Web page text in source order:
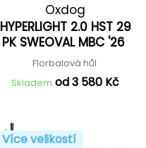
Oxdog
HYPERLIGHT 2.0 HST 29
PK SWEOVAL MBC '26
Florbalová hůl
Skladem od 3 580 Kč
Více velikostí